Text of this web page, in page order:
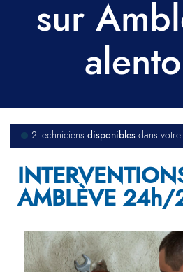
sur
2 techniciensdisponibles dans
AMBLÈVE